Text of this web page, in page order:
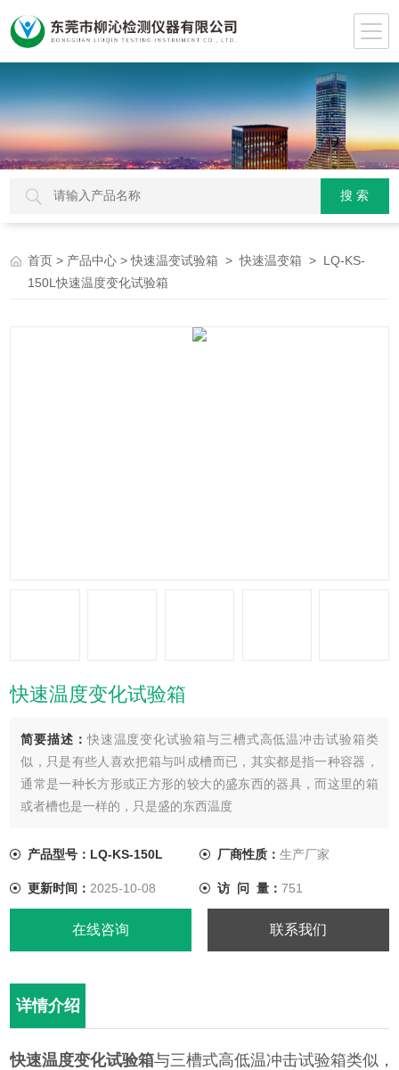
首页 > 产品中心 >快速温变试验箱 >快速温变箱 > LQ-KS-
150L快速温度变化试验箱
快速温度变化试验箱
简要描述：快速温度变化试验箱与三槽式高低温冲击试验箱类
似，只是有些人喜欢把箱与叫成槽而已，其实都是指一种容器，
通常是一种长方形或正方形的较大的盛东西的器具，而这里的箱
或者槽也是一样的，只是盛的东西温度
产品型号：LQ-KS-150L 厂商性质： 生产厂家
更新时间： 2025-10-08 访 问 量： 751
在线咨询 联系我们
详情介绍
快速温度变化试验箱与三槽式高低温冲击试验箱类似